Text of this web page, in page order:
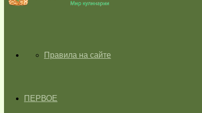
ГЛАВНАЯПравила на сайте
ПЕРВОЕ